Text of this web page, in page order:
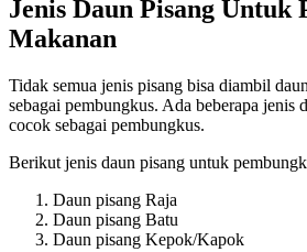
Jenis Daun Pisang Untuk
Makanan
Tidak semua jenis pisang bisa diambil
sebagai pembungkus. Ada beberapa jenis
cocok sebagai pembungkus.
Berikut jenis daun pisang untuk
Daun pisang Raja
Daun pisang Batu
Daun pisang Kepok/Kapok